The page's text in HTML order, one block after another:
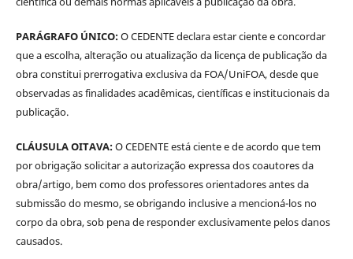
PARÁGRAFO ÚNICO:O CEDENTE declara estar ciente e concordar
que a escolha, alteração ou atualização da licença de publicação da
obra constitui prerrogativa exclusiva da FOA/UniFOA, desde que
observadas as finalidades acadêmicas, científicas e institucionais da
publicação.
CLÁUSULA OITAVA:O CEDENTE está ciente e de acordo que tem
por obrigação solicitar a autorização expressa dos coautores da
obra/artigo, bem como dos professores orientadores antes da
submissão do mesmo, se obrigando inclusive a mencioná-los no
corpo da obra, sob pena de responder exclusivamente pelos danos
causados.